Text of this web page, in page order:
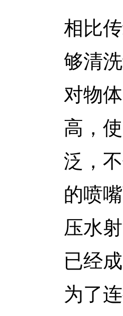
相比
够清
对物
高，
泛，
的喷
压水
已经
为了